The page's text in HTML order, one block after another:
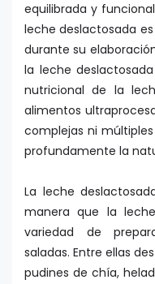
equilibrada y
leche deslactosada
durante su
la leche
nutricional de la
alimentos
complejas ni
profundamente la
La leche
manera que la
variedad de
saladas. Entre ellas
pudines de chía,